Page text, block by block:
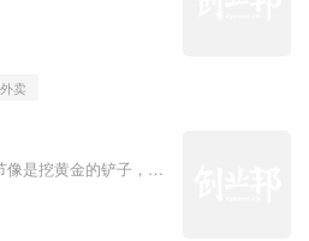
功能中，备受关注的
专星送”服务，在运作
外卖
是挖黄金的铲子，是